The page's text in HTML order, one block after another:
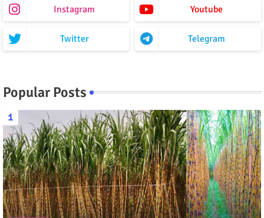
Instagram Youtube
Twitter Telegram
Popular Posts